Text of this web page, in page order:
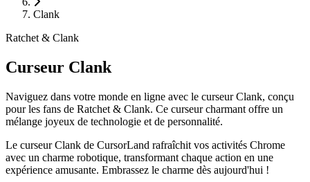
Clank
Ratchet & Clank
Curseur Clank
Naviguez dans votre monde en ligne avec le curseur Clank, conçu
pour les fans de Ratchet & Clank. Ce curseur charmant offre un
mélange joyeux de technologie et de personnalité.
Le curseur Clank de CursorLand rafraîchit vos activités Chrome
avec un charme robotique, transformant chaque action en une
expérience amusante. Embrassez le charme dès aujourd'hui !